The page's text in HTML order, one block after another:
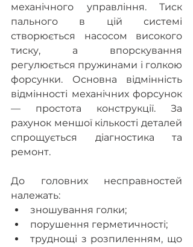
механічного управління. Тиск
пального в цій системі
створюється насосом високого
тиску, а впорскування
регулюється пружинами і голкою
форсунки. Основна відмінність
відмінності механічних форсунок
— простота конструкції. За
рахунок меншої кількості деталей
спрощується діагностика та
ремонт.
До головних несправностей
належать:
зношування голки;
порушення герметичності;
труднощі з розпиленням, що